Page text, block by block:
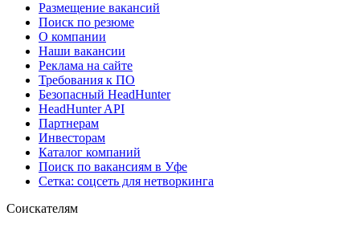
Размещение вакансий
Поиск по резюме
О компании
Наши вакансии
Реклама на сайте
Требования к ПО
Безопасный HeadHunter
HeadHunter API
Партнерам
Инвесторам
Каталог компаний
Поиск по вакансиям в Уфе
Сетка: соцсеть для нетворкинга
Соискателям